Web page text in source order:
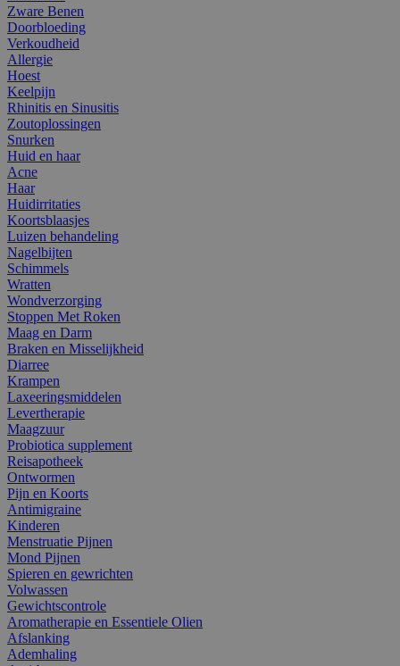
Zware Benen
Doorbloeding
Verkoudheid
Allergie
Hoest
Keelpijn
Rhinitis en Sinusitis
Zoutoplossingen
Snurken
Huid en haar
Acne
Haar
Huidirritaties
Koortsblaasjes
Luizen behandeling
Nagelbijten
Schimmels
Wratten
Wondverzorging
Stoppen Met Roken
Maag en Darm
Braken en Misselijkheid
Diarree
Krampen
Laxeeringsmiddelen
Levertherapie
Maagzuur
Probiotica supplement
Reisapotheek
Ontwormen
Pijn en Koorts
Antimigraine
Kinderen
Menstruatie Pijnen
Mond Pijnen
Spieren en gewrichten
Volwassen
Gewichtscontrole
Aromatherapie en Essentiele Olien
Afslanking
Ademhaling